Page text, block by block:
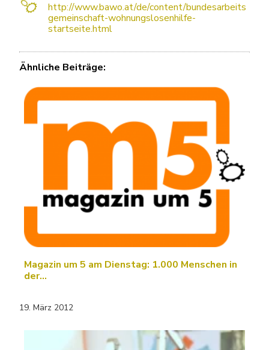
http://www.bawo.at/de/content/bundesarbeits
gemeinschaft-wohnungslosenhilfe-
startseite.html
Ähnliche Beiträge:
Magazin um 5 am Dienstag: 1.000 Menschen in
der…
19. März 2012